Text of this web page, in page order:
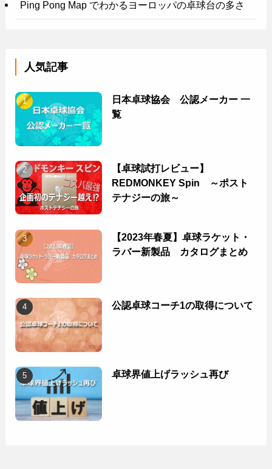
Ping Pong Map でわかるヨーロッパの卓球台の多さ
人気記事
日本卓球協会 公認メーカー 一
覧
【卓球試打レビュー】
REDMONKEY Spin ～ポスト
テナジーの旅～
【2023年春夏】卓球ラケット・
ラバー新製品 カタログまとめ
公認卓球コーチ1の取得について
卓球界値上げラッシュ再び